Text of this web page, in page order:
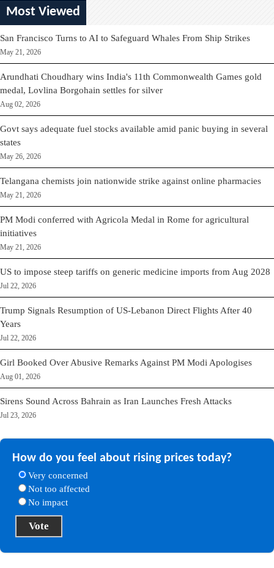
Most Viewed
San Francisco Turns to AI to Safeguard Whales From Ship Strikes
May 21, 2026
Arundhati Choudhary wins India's 11th Commonwealth Games gold
medal, Lovlina Borgohain settles for silver
Aug 02, 2026
Govt says adequate fuel stocks available amid panic buying in several
states
May 26, 2026
Telangana chemists join nationwide strike against online pharmacies
May 21, 2026
PM Modi conferred with Agricola Medal in Rome for agricultural
initiatives
May 21, 2026
US to impose steep tariffs on generic medicine imports from Aug 2028
Jul 22, 2026
Trump Signals Resumption of US-Lebanon Direct Flights After 40
Years
Jul 22, 2026
Girl Booked Over Abusive Remarks Against PM Modi Apologises
Aug 01, 2026
Sirens Sound Across Bahrain as Iran Launches Fresh Attacks
Jul 23, 2026
How do you feel about rising prices today?
Very concerned
Not too affected
No impact